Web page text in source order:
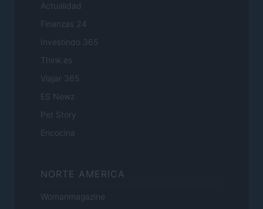
Actualidad
Finanzas 24
Investindo 365
Think.es
Viajar 365
ES Newz
Pet Story
Encocina
NORTE AMERICA
Womanmagazine